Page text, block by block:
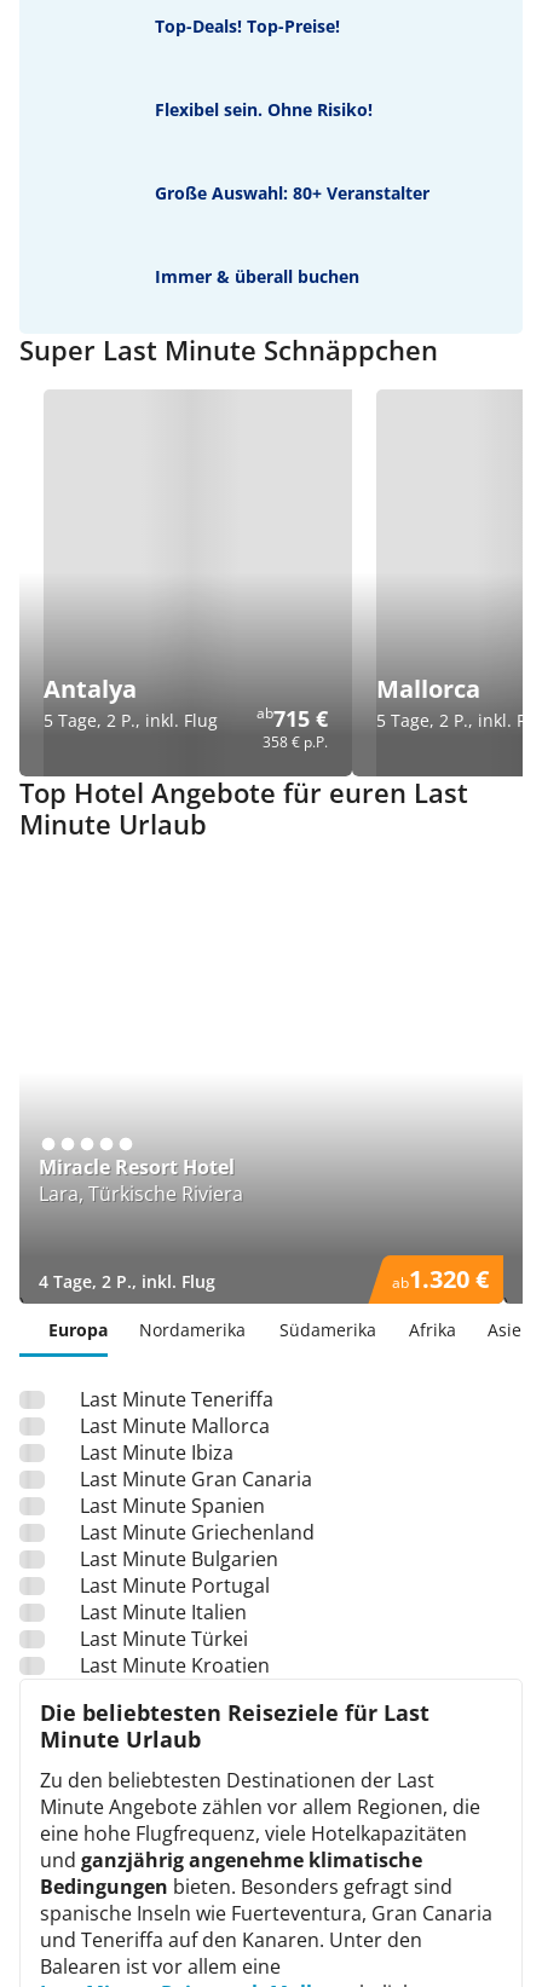
Top-Deals! Top-Preise!
Flexibel sein. Ohne Risiko!
Große Auswahl: 80+ Veranstalter
Immer & überall buchen
Super Last Minute Schnäppchen
Antalya
5 Tage, 2 P., inkl. Flug ab715 €
358 € p.P.
Mallorca
5 Tage, 2 P., inkl.
Top Hotel Angebote für euren Last
Minute Urlaub
Miracle Resort Hotel
Lara, Türkische Riviera
ab1.320 €
4 Tage, 2 P., inkl. Flug
)
)
Europa
Nordamerika Südamerika Afrika Asien
Last Minute Teneriffa
Last Minute Mallorca
Last Minute Ibiza
Last Minute Gran Canaria
Last Minute Spanien
Last Minute Griechenland
Last Minute Bulgarien
Last Minute Portugal
Last Minute Italien
Last Minute Türkei
Last Minute Kroatien
Die beliebtesten Reiseziele für Last
Minute Urlaub
Zu den beliebtesten Destinationen der Last
Minute Angebote zählen vor allem Regionen, die
eine hohe Flugfrequenz, viele Hotelkapazitäten
und ganzjährig angenehme klimatische
Bedingungen bieten. Besonders gefragt sind
spanische Inseln wie Fuerteventura, Gran Canaria
und Teneriffa auf den Kanaren. Unter den
Balearen ist vor allem eine